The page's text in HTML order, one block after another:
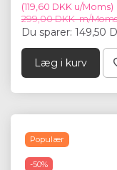
(119,60 DKK u/Moms)
299,00 DKKm/Moms
Du sparer: 149,50
Læg i kurv
Populær
-50%